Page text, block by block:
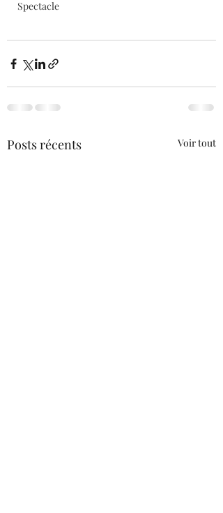
Spectacle
Posts récents Voir tout